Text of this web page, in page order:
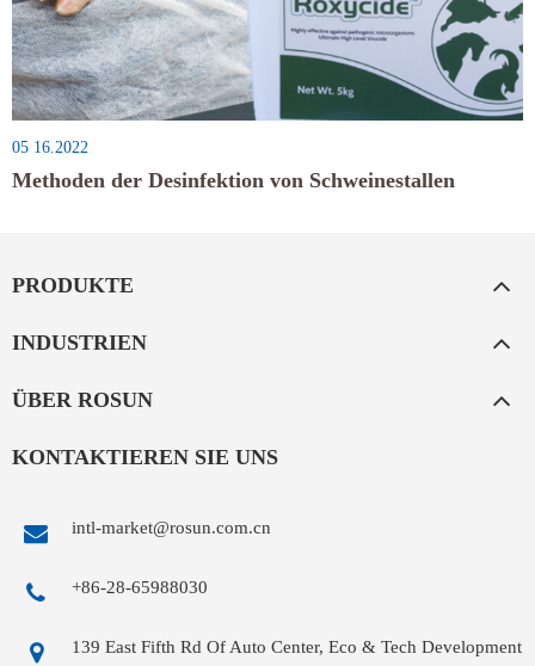
05 16.2022
Methoden der Desinfektion von Schweinestallen
PRODUKTE
INDUSTRIEN
ÜBER ROSUN
KONTAKTIEREN SIE UNS
intl-market@rosun.com.cn
+86-28-65988030
139 East Fifth Rd Of Auto Center, Eco & Tech Development